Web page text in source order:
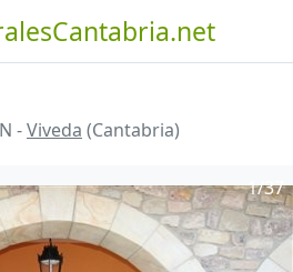
-Viveda (Cantabria)
1/37